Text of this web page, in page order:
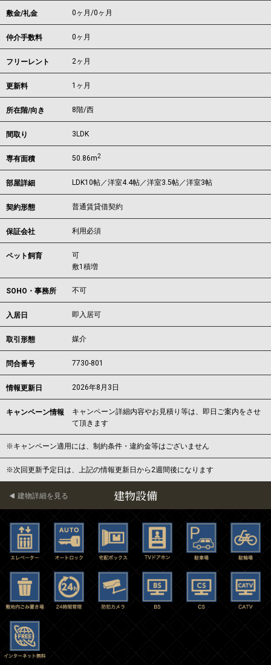
敷金/礼金 0ヶ月/0ヶ月
仲介手数料 0ヶ月
フリーレント 2ヶ月
更新料 1ヶ月
所在階/向き 8階/西
間取り 3LDK
専有面積 50.86m2
部屋詳細 LDK10帖／洋室4.4帖／洋室3.5帖／洋室3帖
契約形態 普通賃貸借契約
保証会社 利用必須
ペット飼育
可
敷1積増
SOHO・事務所 不可
入居日 即入居可
取引形態 媒介
問合番号 7730-801
情報更新日 2026年8月3日
キャンペーン情報
キャンペーン詳細内容やお見積り等は、即日ご案内をさせ
て頂きます
※キャンペーン適用には、制約条件・違約金等はございません
※次回更新予定日は、上記の情報更新日から2週間後になります
建物設備
建物詳細を見る